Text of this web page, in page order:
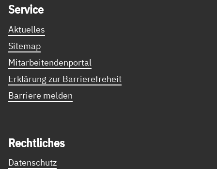
Ser­vice
Aktuelles
Sitemap
Mitarbeitendenportal
Erklärung zur Barrierefreheit
Barriere melden
Recht­li­ches
Datenschutz